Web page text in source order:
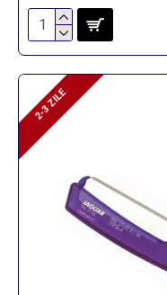
2-3 ZILE
2-3 ZILE